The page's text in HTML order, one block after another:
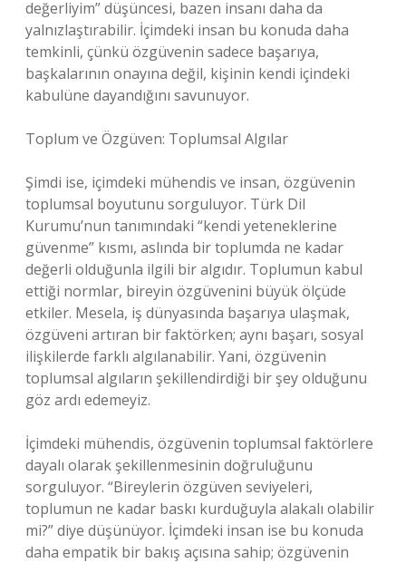
değerliyim” düşüncesi, bazen insanı daha da
yalnızlaştırabilir. İçimdeki insan bu konuda daha
temkinli, çünkü özgüvenin sadece başarıya,
başkalarının onayına değil, kişinin kendi içindeki
kabulüne dayandığını savunuyor.
Toplum ve Özgüven: Toplumsal Algılar
Şimdi ise, içimdeki mühendis ve insan, özgüvenin
toplumsal boyutunu sorguluyor. Türk Dil
Kurumu’nun tanımındaki “kendi yeteneklerine
güvenme” kısmı, aslında bir toplumda ne kadar
değerli olduğunla ilgili bir algıdır. Toplumun kabul
ettiği normlar, bireyin özgüvenini büyük ölçüde
etkiler. Mesela, iş dünyasında başarıya ulaşmak,
özgüveni artıran bir faktörken; aynı başarı, sosyal
ilişkilerde farklı algılanabilir. Yani, özgüvenin
toplumsal algıların şekillendirdiği bir şey olduğunu
göz ardı edemeyiz.
İçimdeki mühendis, özgüvenin toplumsal faktörlere
dayalı olarak şekillenmesinin doğruluğunu
sorguluyor. “Bireylerin özgüven seviyeleri,
toplumun ne kadar baskı kurduğuyla alakalı olabilir
mi?” diye düşünüyor. İçimdeki insan ise bu konuda
daha empatik bir bakış açısına sahip; özgüvenin